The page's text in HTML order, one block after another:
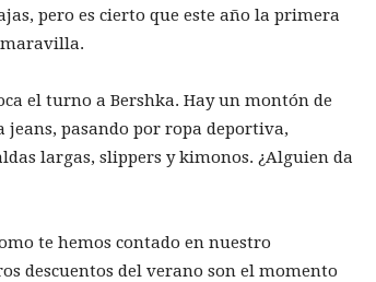
pero es cierto que este año la primera
maravilla.
el turno a Bershka. Hay un montón de
jeans, pasando por ropa deportiva,
largas, slippers y kimonos. ¿Alguien da
te hemos contado en nuestro
descuentos del verano son el momento